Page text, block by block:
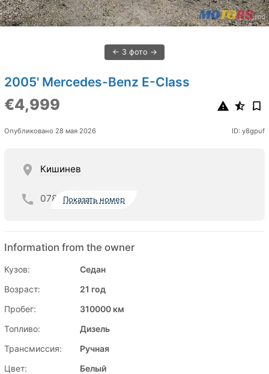
3 фото
2005' Mercedes-Benz E-Class
€4,999
Опубликовано 28 мая 2026 ID: y8gpuf
Кишинев
078 Показать номер
Information from the owner
Кузов:
Седан
Возраст:
21 год
Пробег:
310000 км
Топливо:
Дизель
Трансмиссия:
Ручная
Цвет:
Белый